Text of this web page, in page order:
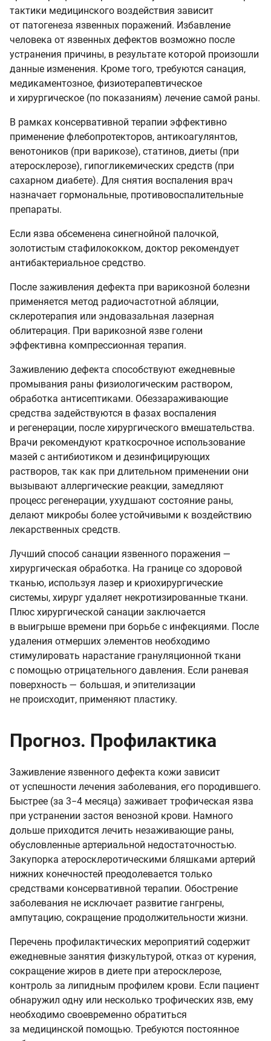
тактики медицинского воздействия зависит
от патогенеза язвенных поражений. Избавление
человека от язвенных дефектов возможно после
устранения причины, в результате которой произошли
данные изменения. Кроме того, требуются санация,
медикаментозное, физиотерапевтическое
и хирургическое (по показаниям) лечение самой раны.
В рамках консервативной терапии эффективно
применение флебопротекторов, антикоагулянтов,
венотоников (при варикозе), статинов, диеты (при
атеросклерозе), гипогликемических средств (при
сахарном диабете). Для снятия воспаления врач
назначает гормональные, противовоспалительные
препараты.
Если язва обсеменена синегнойной палочкой,
золотистым стафилококком, доктор рекомендует
антибактериальное средство.
После заживления дефекта при варикозной болезни
применяется метод радиочастотной абляции,
склеротерапия или эндовазальная лазерная
облитерация. При варикозной язве голени
эффективна компрессионная терапия.
Заживлению дефекта способствуют ежедневные
промывания раны физиологическим раствором,
обработка антисептиками. Обеззараживающие
средства задействуются в фазах воспаления
и регенерации, после хирургического вмешательства.
Врачи рекомендуют краткосрочное использование
мазей с антибиотиком и дезинфицирующих
растворов, так как при длительном применении они
вызывают аллергические реакции, замедляют
процесс регенерации, ухудшают состояние раны,
делают микробы более устойчивыми к воздействию
лекарственных средств.
Лучший способ санации язвенного поражения —
хирургическая обработка. На границе со здоровой
тканью, используя лазер и криохирургические
системы, хирург удаляет некротизированные ткани.
Плюс хирургической санации заключается
в выигрыше времени при борьбе с инфекциями. После
удаления отмерших элементов необходимо
стимулировать нарастание грануляционной ткани
с помощью отрицательного давления. Если раневая
поверхность — большая, и эпителизации
не происходит, применяют пластику.
Прогноз. Профилактика
Заживление язвенного дефекта кожи зависит
от успешности лечения заболевания, его породившего.
Быстрее (за 3−4 месяца) заживает трофическая язва
при устранении застоя венозной крови. Намного
дольше приходится лечить незаживающие раны,
обусловленные артериальной недостаточностью.
Закупорка атеросклеротическими бляшками артерий
нижних конечностей преодолевается только
средствами консервативной терапии. Обострение
заболевания не исключает развитие гангрены,
ампутацию, сокращение продолжительности жизни.
Перечень профилактических мероприятий содержит
ежедневные занятия физкультурой, отказ от курения,
сокращение жиров в диете при атеросклерозе,
контроль за липидным профилем крови. Если пациент
обнаружил одну или несколько трофических язв, ему
необходимо своевременно обратиться
за медицинской помощью. Требуются постоянное